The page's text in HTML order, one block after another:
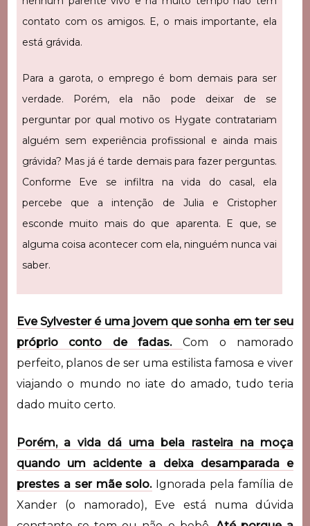
contato com os amigos. E, o mais importante, ela
está grávida.
Para a garota, o emprego é bom demais para ser
verdade. Porém, ela não pode deixar de se
perguntar por qual motivo os Hygate contratariam
alguém sem experiência profissional e ainda mais
grávida? Mas já é tarde demais para fazer perguntas.
Conforme Eve se infiltra na vida do casal, ela
percebe que a intenção de Julia e Cristopher
esconde muito mais do que aparenta. E que, se
alguma coisa acontecer com ela, ninguém nunca vai
saber.
Eve Sylvester é uma jovem que sonha em ter seu
próprio conto de fadas. Com o namorado
perfeito, planos de ser uma estilista famosa e viver
viajando o mundo no iate do amado, tudo teria
dado muito certo.
Porém, a vida dá uma bela rasteira na moça
quando um acidente a deixa desamparada e
prestes a ser mãe solo.Ignorada pela família de
Xander (o namorado), Eve está numa dúvida